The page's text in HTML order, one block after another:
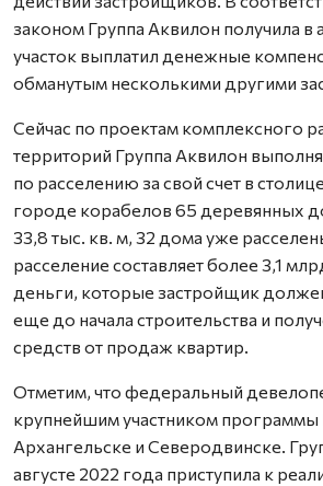
законом Группа Аквилон получила в
участок выплатил денежные
обманутым несколькими другими
Сейчас по проектам комплексного
территорий Группа Аквилон
по расселению за свой счет в
городе корабелов 65 деревянных
33,8 тыс. кв. м, 32 дома уже
расселение составляет более 3,1
деньги, которые застройщик
еще до начала строительства и
средств от продаж квартир.
Отметим, что федеральный
крупнейшим участником программы
Архангельске и Северодвинске.
августе 2022 года приступила к